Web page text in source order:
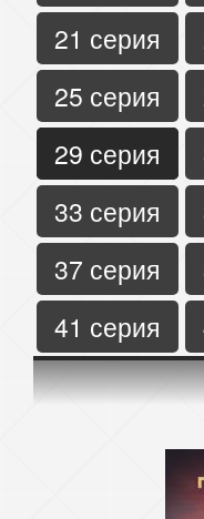
21 серия
25 серия
29 серия
33 серия
37 серия
41 серия
45 серия